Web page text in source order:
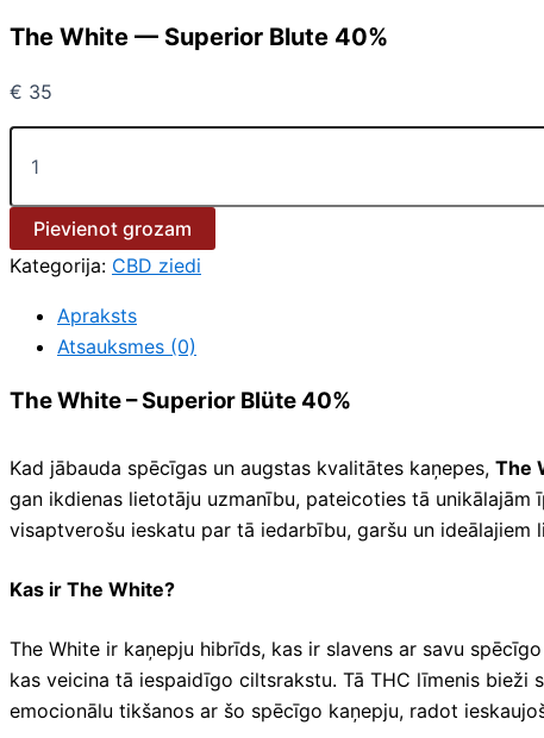
The White — Superior Blute 40%
€ 35
Pievienot grozam
Kategorija: CBD ziedi
Apraksts
Atsauksmes (0)
The White – Superior Blüte 40%
Kad jābauda spēcīgas un augstas kvalitātes kaņepes, The
gan ikdienas lietotāju uzmanību, pateicoties tā
visaptverošu ieskatu par tā iedarbību, garšu un ideālajiem
Kas ir The White?
The White ir kaņepju hibrīds, kas ir slavens ar savu
kas veicina tā iespaidīgo ciltsrakstu. Tā THC līmenis
emocionālu tikšanos ar šo spēcīgo kaņepju, radot